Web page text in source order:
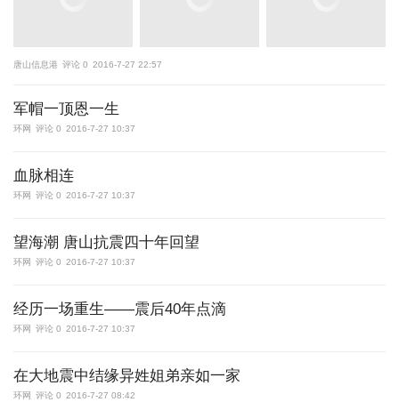
唐山信息港 评论 0 2016-7-27 22:57
军帽一顶恩一生
环网 评论 0 2016-7-27 10:37
血脉相连
环网 评论 0 2016-7-27 10:37
望海潮 唐山抗震四十年回望
环网 评论 0 2016-7-27 10:37
经历一场重生——震后40年点滴
环网 评论 0 2016-7-27 10:37
在大地震中结缘异姓姐弟亲如一家
环网 评论 0 2016-7-27 08:42